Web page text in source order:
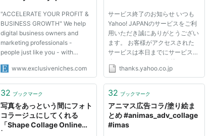
"ACCELERATE YOUR PROFIT &
BUSINESS GROWTH" We help
digital business owners and
marketing professionals -
people just like you - with
Product Creation, Online Sales
Website Traffic Generation"
brandable Private ...
www.exclusiveniches.com
サービス終了のお知らせ いつも
Yahoo! JAPANのサービスをご利
用いただき誠にありがとうござい
ます。 お客様がアクセスされた
サービスは本日までにサービスを
終了いたしました。 今後とも
Yahoo! JAPANのサービスをご愛
願いいたします。
thanks.yahoo.co.jp
32 ブックマーク
写真をあっという間にフォト
コラージュにしてくれる
「Shape Collage Online」
32 ブックマーク
アニマス広告コラ/塗り絵ま
とめ #animas_adv_collage
#imas